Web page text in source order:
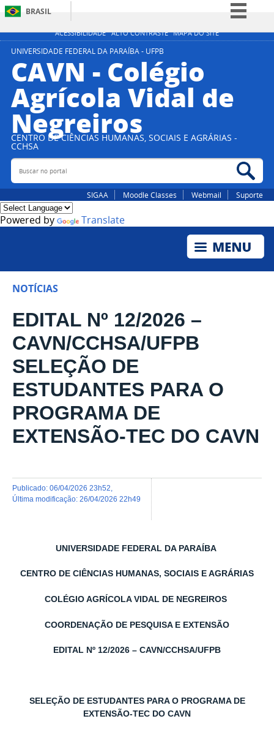
ACESSIBILIDADE ALTO CONTRASTE MAPA DO SITE
BRASIL
Simplifique!
Participe
Acesso à informação
Legislação
UNIVERSIDADE FEDERAL DA PARAÍBA - UFPB
CAVN - Colégio
Agrícola Vidal de
Negreiros
CENTRO DE CIÊNCIAS HUMANAS, SOCIAIS E AGRÁRIAS -
CCHSA
Buscar no portal
SIGAA Moodle Classes Webmail Suporte
Powered by Translate
NOTÍCIAS
EDITAL Nº 12/2026 –
CAVN/CCHSA/UFPB
SELEÇÃO DE
ESTUDANTES PARA O
PROGRAMA DE
EXTENSÃO-TEC DO CAVN
publicado: 06/04/2026 23h52
última modificação: 26/04/2026 22h49
UNIVERSIDADE FEDERAL DA PARAÍBA
CENTRO DE CIÊNCIAS HUMANAS, SOCIAIS E AGRÁRIAS
COLÉGIO AGRÍCOLA VIDAL DE NEGREIROS
COORDENAÇÃO DE PESQUISA E EXTENSÃO
EDITAL Nº 12/2026 – CAVN/CCHSA/UFPB
SELEÇÃO DE ESTUDANTES PARA O PROGRAMA DE
EXTENSÃO-TEC DO CAVN